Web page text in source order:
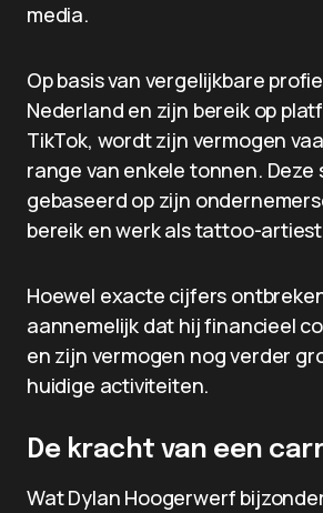
media.
Op basis van vergelijkbare
Nederland en zijn bereik op
TikTok, wordt zijn vermogen
range van enkele tonnen. Deze
gebaseerd op zijn
bereik en werk als tattoo-
Hoewel exacte cijfers
aannemelijk dat hij financieel
en zijn vermogen nog verder
huidige activiteiten.
De kracht van een
Wat Dylan Hoogerwerf